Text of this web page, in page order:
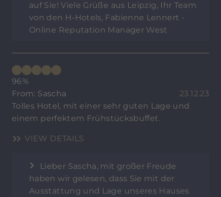
auf Sie! Viele Grüße aus Leipzig, Ihr Team
von den H-Hotels, Fabienne Lennert -
Online Reputation Manager West
96%
From: Sascha
23.12.23
Tolles Hotel, mit einer sehr guten Lage und
einem perfektem Frühstücksbuffet.
VIEW DETAILS
Lieber Sascha, mit großer Freude
haben wir gelesen, dass Sie mit der
Ausstattung und Lage unseres Hauses